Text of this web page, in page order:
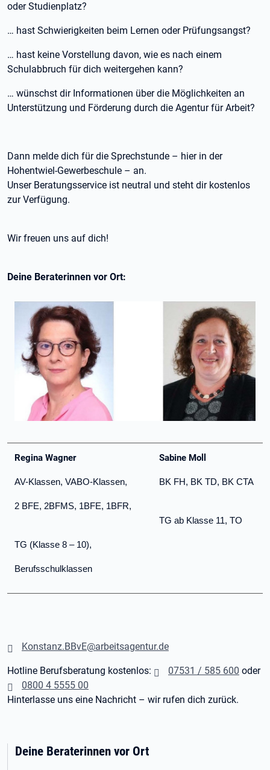
oder Studienplatz?
… hast Schwierigkeiten beim Lernen oder Prüfungsangst?
… hast keine Vorstellung davon, wie es nach einem
Schulabbruch für dich weitergehen kann?
… wünschst dir Informationen über die Möglichkeiten an
Unterstützung und Förderung durch die Agentur für Arbeit?
Dann melde dich für die Sprechstunde – hier in der
Hohentwiel-Gewerbeschule – an.
Unser Beratungsservice ist neutral und steht dir kostenlos
zur Verfügung.
Wir freuen uns auf dich!
Deine Beraterinnen vor Ort:
Regina Wagner
AV-Klassen, VABO-Klassen,
2 BFE, 2BFMS, 1BFE, 1BFR,
TG (Klasse 8 – 10),
Berufsschulklassen
Sabine Moll
BK FH, BK TD, BK CTA
TG ab Klasse 11, TO
Konstanz.BBvE@arbeitsagentur.de
Hotline Berufsberatung kostenlos: 07531 / 585 600 oder
0800 4 5555 00
Hinterlasse uns eine Nachricht – wir rufen dich zurück.
Deine Beraterinnen vor Ort